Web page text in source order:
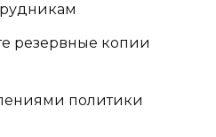
резервные копии
политики